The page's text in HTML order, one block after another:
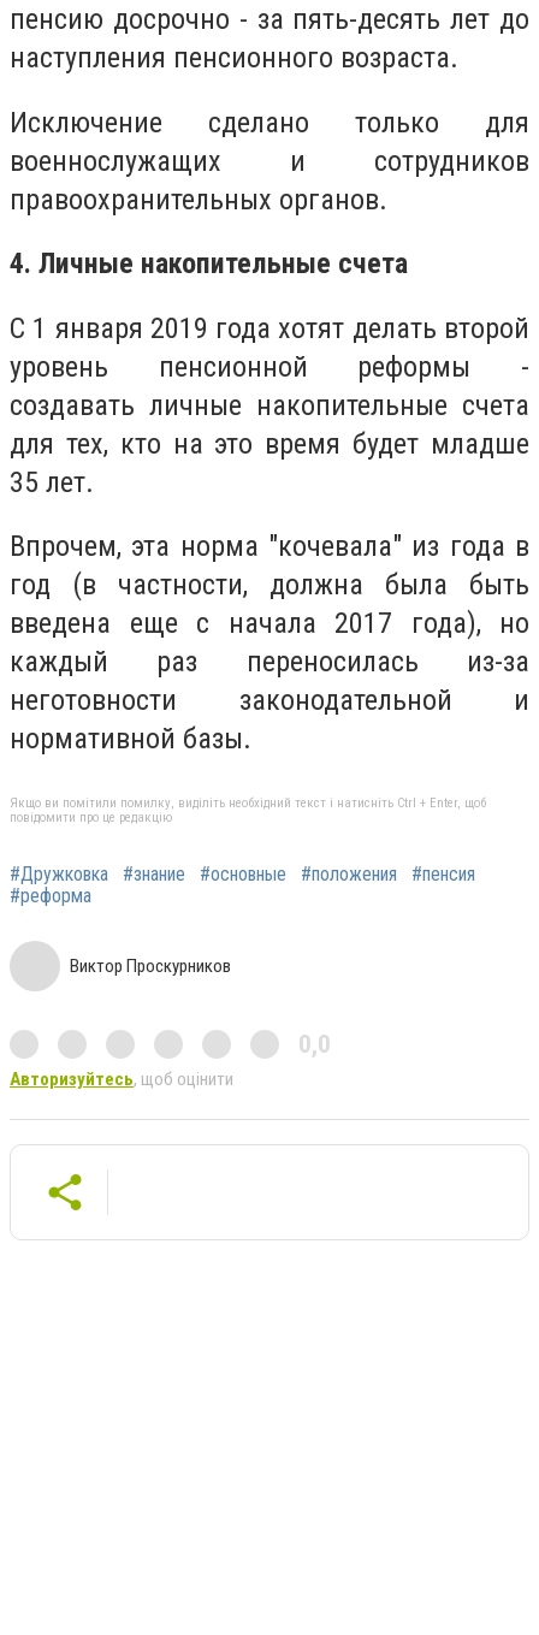
пенсию досрочно - за пять-десять лет до
наступления пенсионного возраста.
Исключение сделано только для
военнослужащих и сотрудников
правоохранительных органов.
4. Личные накопительные счета
С 1 января 2019 года хотят делать второй
уровень пенсионной реформы -
создавать личные накопительные счета
для тех, кто на это время будет младше
35 лет.
Впрочем, эта норма "кочевала" из года в
год (в частности, должна была быть
введена еще с начала 2017 года), но
каждый раз переносилась из-за
неготовности законодательной и
нормативной базы.
Якщо ви помітили помилку, виділіть необхідний текст і натисніть Ctrl + Enter, щоб
повідомити про це редакцію
#Дружковка #знание #основные #положения
#пенсия
#реформа
Виктор Проскурников
0,0
Авторизуйтесь, щоб оцінити